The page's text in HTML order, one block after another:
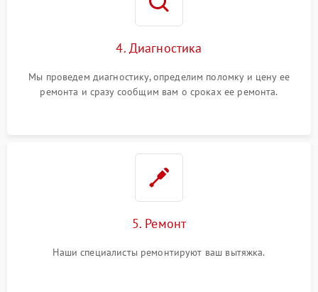
4. Диагностика
Мы проведем диагностику, определим поломку и цену ее
ремонта и сразу сообщим вам о сроках ее ремонта.
5. Ремонт
Наши специалисты ремонтируют ваш вытяжка.